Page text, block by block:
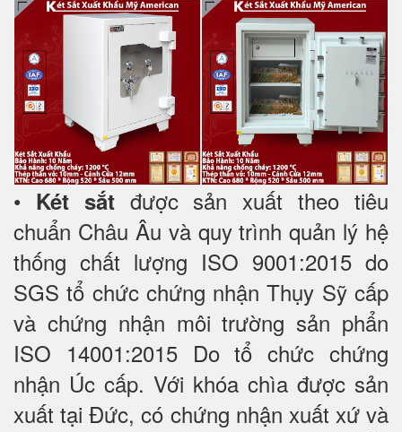
• Két sắtđược sản xuất theo tiêu
chuẩn Châu Âu và quy trình quản lý hệ
thống chất lượng ISO 9001:2015 do
SGS tổ chức chứng nhận Thụy Sỹ cấp
và chứng nhận môi trường sản phẩn
ISO 14001:2015 Do tổ chức chứng
nhận Úc cấp. Với khóa chìa được sản
xuất tại Đức, có chứng nhận xuất xứ và